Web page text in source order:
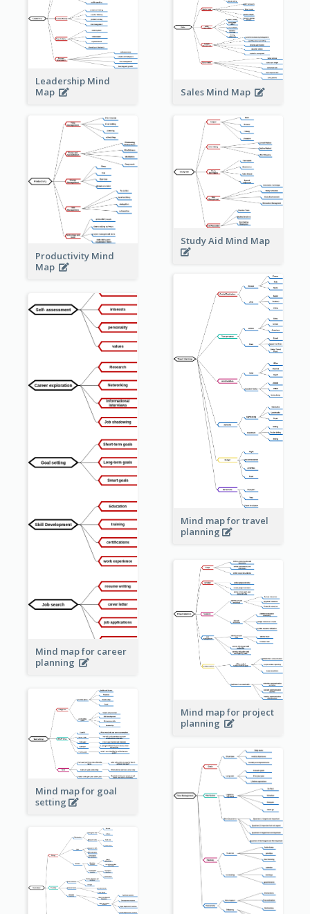
Leadership Mind
Map
Sales Mind Map
Productivity Mind
Map
Study Aid Mind Map
Mind map for travel
planning
Mind map for career
planning
Mind map for project
planning
Mind map for goal
setting